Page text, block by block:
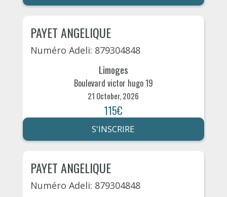
PAYET ANGELIQUE
Numéro Adeli: 879304848
Limoges
Boulevard victor hugo 19
21 October, 2026
115€
S'INSCRIRE
PAYET ANGELIQUE
Numéro Adeli: 879304848